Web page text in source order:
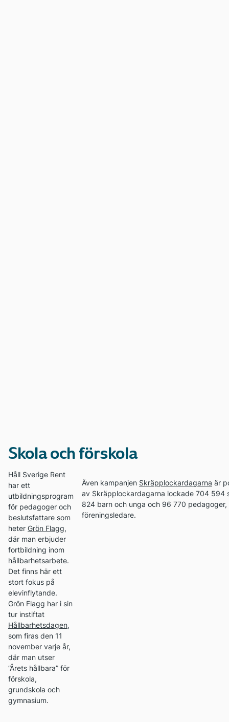
Skola och förskola
Håll Sverige Rent
har ett
utbildningsprogram
för pedagoger och
beslutsfattare som
heterGrön Flagg,
där man erbjuder
fortbildning inom
hållbarhetsarbete.
Det finns här ett
stort fokus på
elevinflytande.
Grön Flagg har i sin
tur instiftat
Hållbarhetsdagen,
som firas den 11
november varje år,
där man utser
”Årets hållbara” för
förskola,
grundskola och
gymnasium.
Även kampanjen Skräpplockardagarna är
av Skräpplockardagarna lockade 704 594
824 barn och unga och 96 770
föreningsledare.